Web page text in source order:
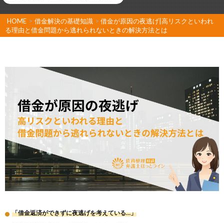
HOME > 借金解決の基礎知識 > 借金が原因の夜逃げ|高リスクといわれ
る理由と借金問題から逃れられないときの解決方法とは
「借金返済ができずに夜逃げを考えている…」